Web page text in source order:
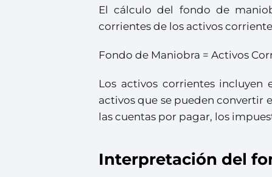
El cálculo del fondo de
corrientes de los activos
Fondo de Maniobra = Activos
Los activos corrientes
activos que se pueden convertir
las cuentas por pagar, los
Interpretación del